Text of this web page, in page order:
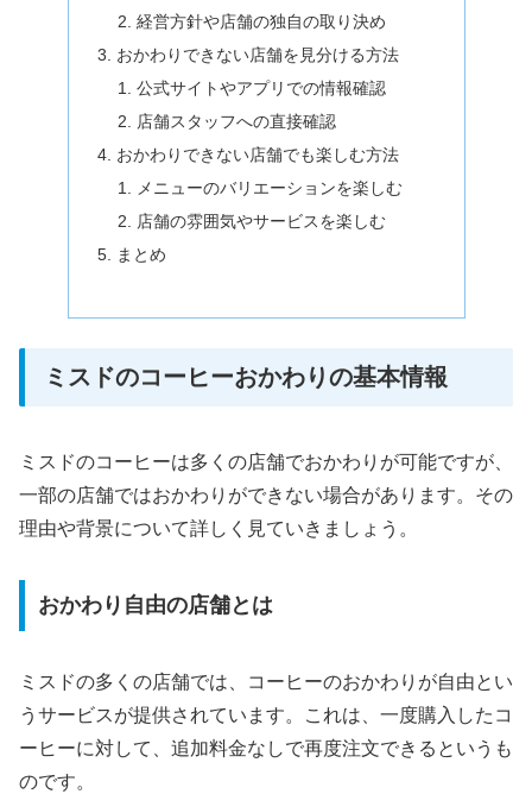
経営方針や店舗の独自の取り決め
おかわりできない店舗を見分ける方法
公式サイトやアプリでの情報確認
店舗スタッフへの直接確認
おかわりできない店舗でも楽しむ方法
メニューのバリエーションを楽しむ
店舗の雰囲気やサービスを楽しむ
まとめ
ミスドのコーヒーおかわりの基本情報
ミスドのコーヒーは多くの店舗でおかわりが可能ですが、
一部の店舗ではおかわりができない場合があります。その
理由や背景について詳しく見ていきましょう。
おかわり自由の店舗とは
ミスドの多くの店舗では、コーヒーのおかわりが自由とい
うサービスが提供されています。これは、一度購入したコ
ーヒーに対して、追加料金なしで再度注文できるというも
のです。